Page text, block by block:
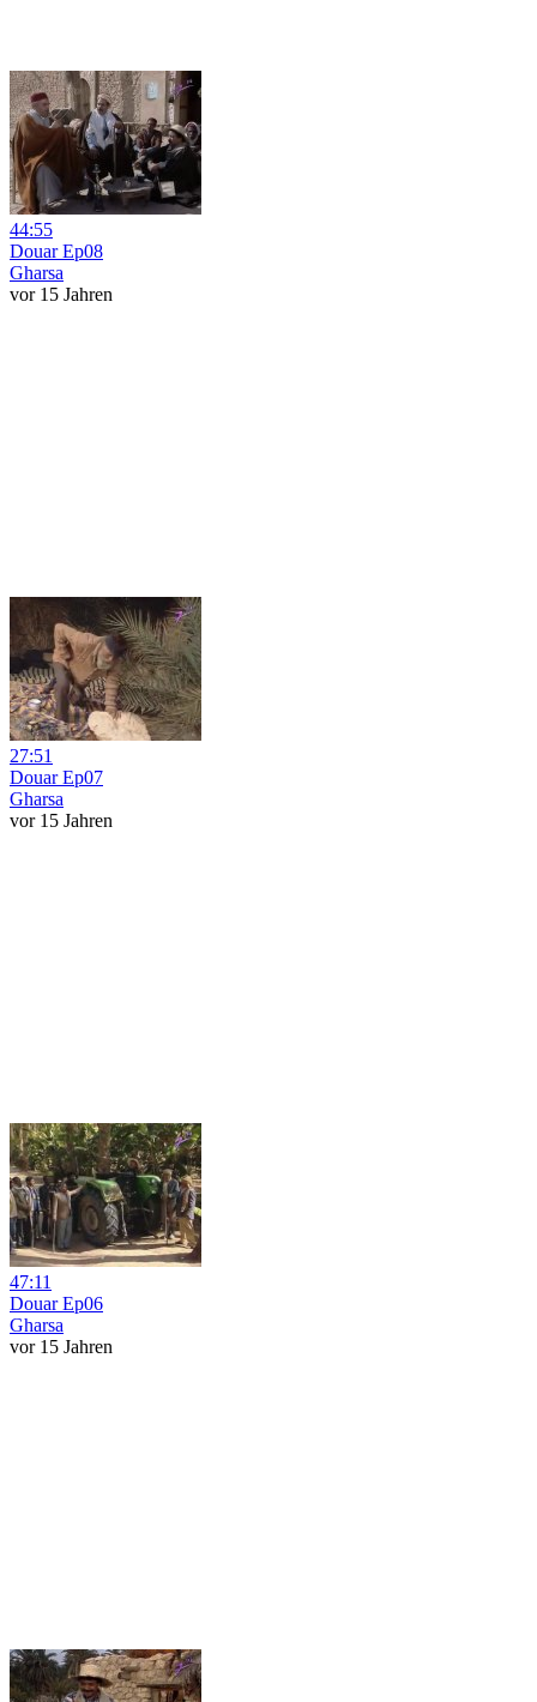
44:55
Douar Ep08
Gharsa
vor 15 Jahren
27:51
Douar Ep07
Gharsa
vor 15 Jahren
47:11
Douar Ep06
Gharsa
vor 15 Jahren